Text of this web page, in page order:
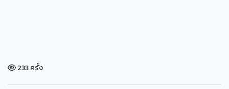
233 ครั้ง